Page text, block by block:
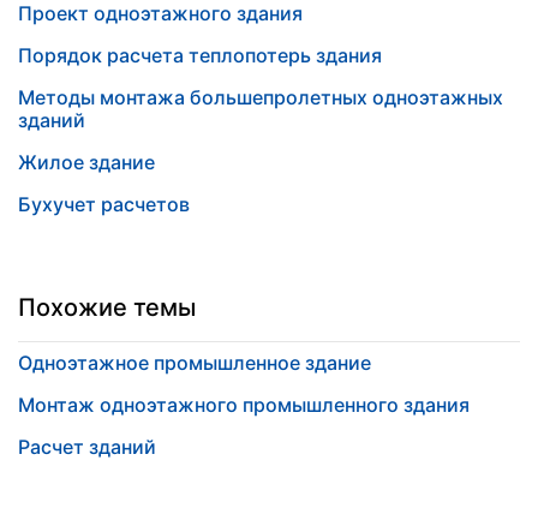
Проект одноэтажного здания
Порядок расчета теплопотерь здания
Методы монтажа большепролетных одноэтажных
зданий
Жилое здание
Бухучет расчетов
Похожие темы
Одноэтажное промышленное здание
Монтаж одноэтажного промышленного здания
Расчет зданий